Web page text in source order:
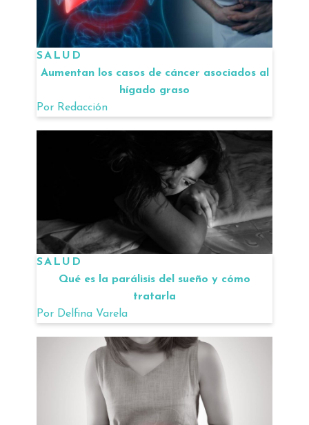
SALUD
Aumentan los casos de cáncer asociados al
hígado graso
Por Redacción
SALUD
Qué es la parálisis del sueño y cómo
tratarla
Por Delfina Varela